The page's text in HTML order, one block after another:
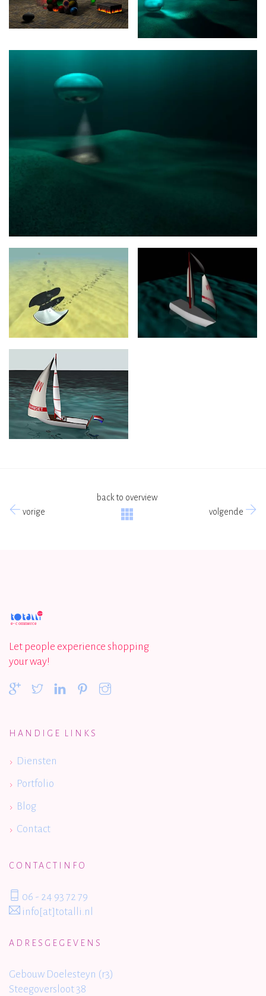
vorige
back to overview
volgende
Let people experience shopping
your way!
HANDIGE LINKS
Diensten
Portfolio
Blog
Contact
CONTACTINFO
06 - 24 93 72 79
info[at]totalli.nl
ADRESGEGEVENS
Gebouw Doelesteyn (r3)
Steegoversloot 38